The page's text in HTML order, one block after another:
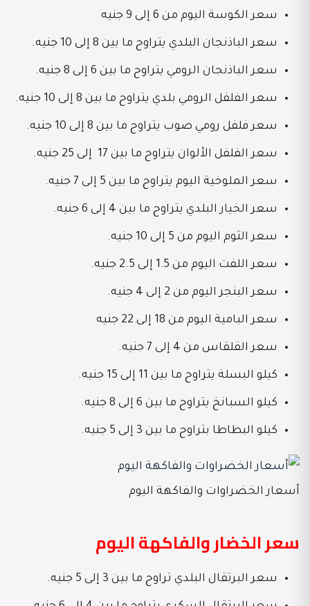
سعر الكوسة اليوم من 6 إلى 9 جنيه
سعر الباذنجان البلدي يتراوح ما بين 8 إلى 10 جنيه.
سعر الباذنجان الرومي يتراوح ما بين 6 إلى 8 جنيه.
سعر الفلفل الرومي بلدي يتراوح ما بين 8 إلى 10 جنيه.
سعر فلفل رومي صوب يتراوح ما بين 8 إلى 10 جنيه.
سعر الفلفل الألوان يتراوح ما بين 17 إلى 25 جنيه.
سعر الملوخية اليوم يتراوح ما بين 5 إلى 7 جنيه.
سعر الخيار البلدي يتراوح ما بين 4 إلى 6 جنيه.
سعر الثوم اليوم من 5 إلى 10 جنيه.
سعر اللفت اليوم من 1.5 إلى 2.5 جنيه.
سعر البنجر اليوم من 2 إلى 4 جنيه.
سعر البامية اليوم من 18 إلى 22 جنيه
سعر القلقاس من 4 إلى 7 جنيه.
كيلو البسلة يتراوح ما بين 11 إلى 15 جنيه.
كيلو السبانخ يتراوح ما بين 6 إلى 8 جنيه.
كيلو البطاطا بتراوح ما بين 3 إلى 5 جنيه.
أسعار الخضراوات والفاكهة اليوم
سعر الخضار والفاكهة اليوم
سعر البرتقال البلدي تراوح ما بين 3 إلى 5 جنيه.